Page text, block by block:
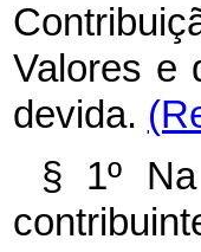
Valores e
devida.
§ 1º